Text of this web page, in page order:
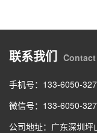
联系我们
手机号：133-6050-
微信号：133-6050-
公司地址：广东深圳